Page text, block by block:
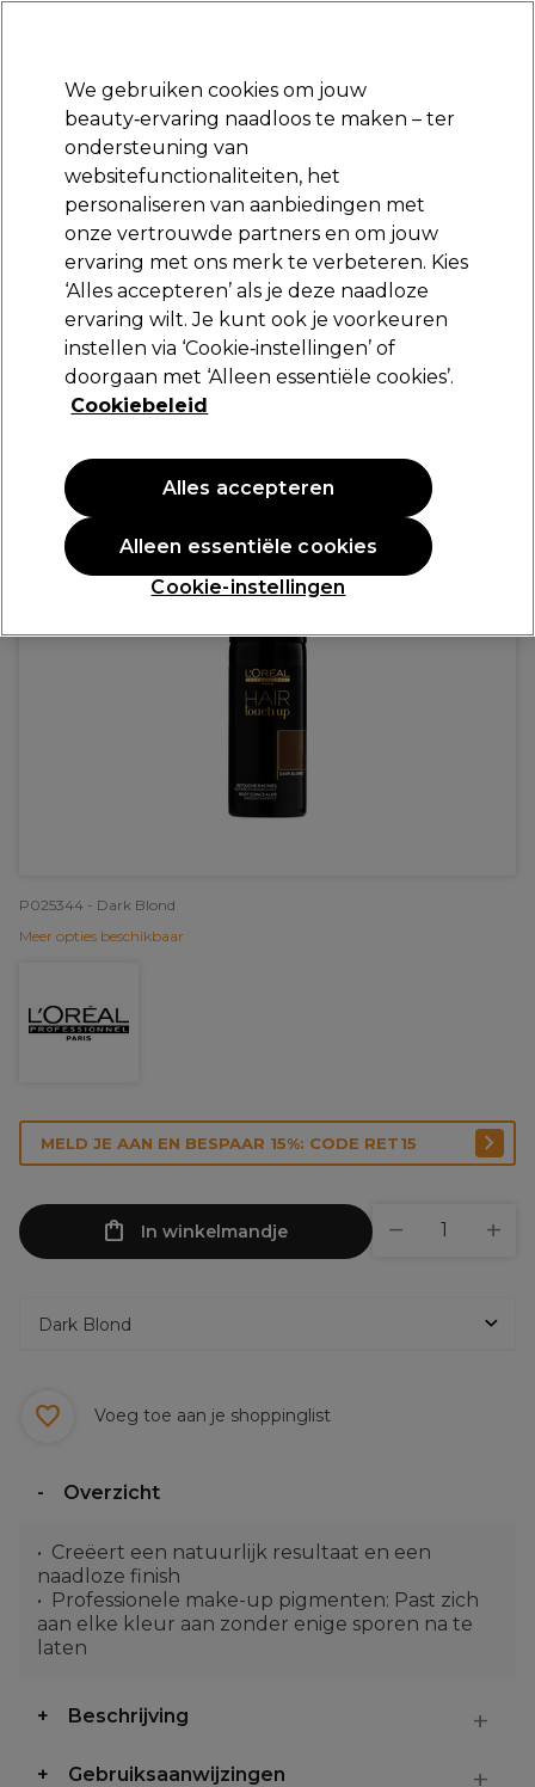
Aanmelden
Merken Deals Haar Elektra
Volgende dag geleverd*
Na verzending, maandag t/m vrijdag
L'Oréal Professionnel
L'Oréal Hair Touch Up Root Concealer 75ml
16,95 €
P025344 - Dark Blond
Meer opties beschikbaar
MELD JE AAN EN BESPAAR 15%: CODE RET15
In winkelmandje
Voeg toe aan je shoppinglist
Overzicht
Creëert een natuurlijk resultaat en een
naadloze finish
Professionele make-up pigmenten: Past zich
aan elke kleur aan zonder enige sporen na te
laten
Beschrijving
Gebruiksaanwijzingen
We gebruiken cookies om jouw
beauty‑ervaring naadloos te maken – ter
ondersteuning van
websitefunctionaliteiten, het
personaliseren van aanbiedingen met
onze vertrouwde partners en om jouw
ervaring met ons merk te verbeteren. Kies
‘Alles accepteren’ als je deze naadloze
ervaring wilt. Je kunt ook je voorkeuren
instellen via ‘Cookie‑instellingen’ of
doorgaan met ‘Alleen essentiële cookies’.
Cookiebeleid
Cookie-instellingen
Alleen essentiële cookies
Alles accepteren